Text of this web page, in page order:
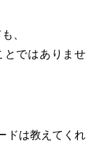
、
とではありませ
ドは教えてくれ